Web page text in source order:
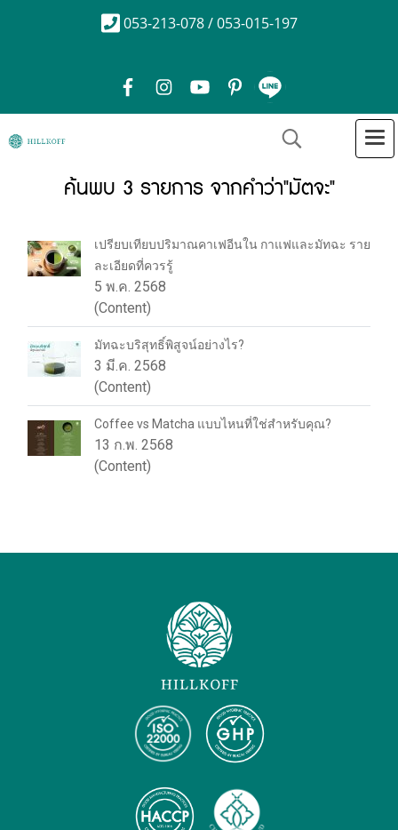
053-213-078 / 053-015-197
ค้นพบ 3 รายการ จากคำว่า"มัตจะ"
เปรียบเทียบปริมาณคาเฟอีนใน กาแฟและมัทฉะ ราย
ละเอียดที่ควรรู้
5 พ.ค. 2568
(Content)
มัทฉะบริสุทธิ์พิสูจน์อย่างไร?
3 มี.ค. 2568
(Content)
Coffee vs Matcha แบบไหนที่ใช่สำหรับคุณ?
13 ก.พ. 2568
(Content)